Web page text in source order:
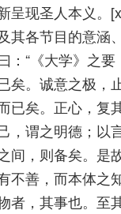
呈现圣人本义。
其各节目的意涵
：“《大学》之
矣。诚意之极，
已矣。正心，复
，谓之明德；以
间，则备矣。是
不善，而本体之
者，其事也。至